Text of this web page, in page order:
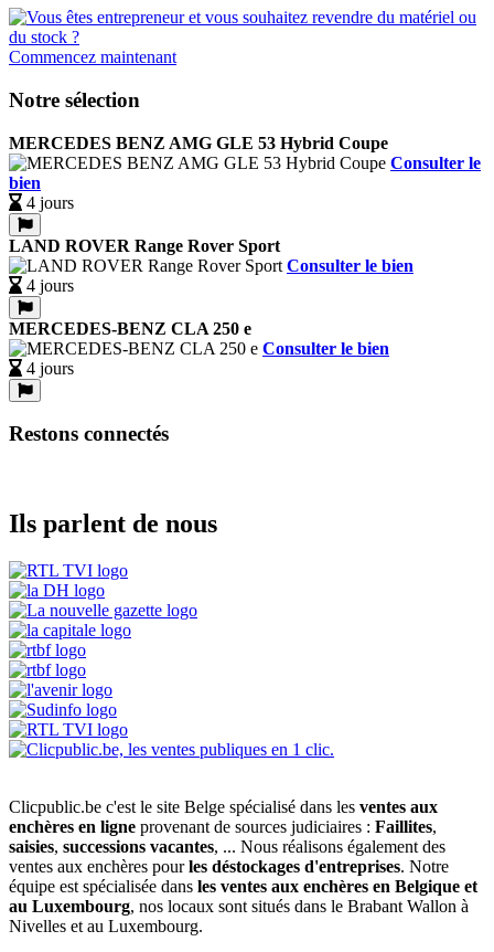
Commencez maintenant
Notre sélection
MERCEDES BENZ AMG GLE 53 Hybrid Coupe
Consulter le
bien
4 jours
LAND ROVER Range Rover Sport
Consulter le bien
4 jours
MERCEDES-BENZ CLA 250 e
Consulter le bien
4 jours
Restons connectés
Ils parlent de nous
Clicpublic.be c'est le site Belge spécialisé dans les ventes aux
enchères en ligne provenant de sources judiciaires : Faillites,
saisies, successions vacantes, ... Nous réalisons également des
ventes aux enchères pourles déstockages d'entreprises. Notre
équipe est spécialisée dans les ventes aux enchères en Belgique et
au Luxembourg, nos locaux sont situés dans le Brabant Wallon à
Nivelles et au Luxembourg.